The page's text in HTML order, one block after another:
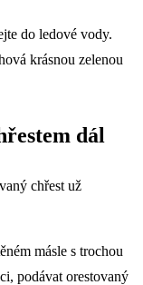
do ledové vody.
krásnou zelenou
dál
chřest už
másle s trochou
podávat orestovaný